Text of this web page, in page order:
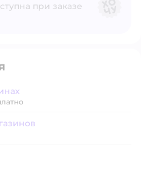
при заказе
доставки.